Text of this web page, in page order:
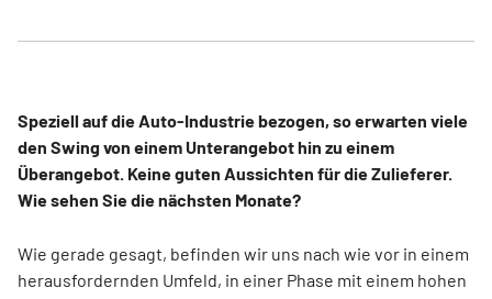
Speziell auf die Auto-Industrie bezogen, so erwarten viele
den Swing von einem Unterangebot hin zu einem
Überangebot. Keine guten Aussichten für die Zulieferer.
Wie sehen Sie die nächsten Monate?
Wie gerade gesagt, befinden wir uns nach wie vor in einem
herausfordernden Umfeld, in einer Phase mit einem hohen